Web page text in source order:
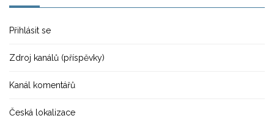
Přihlásit se
Zdroj kanálů (příspěvky)
Kanál komentářů
Česká lokalizace